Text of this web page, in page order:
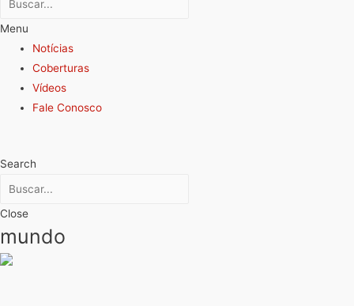
Menu
Notícias
Coberturas
Vídeos
Fale Conosco
Search
Close
mundo